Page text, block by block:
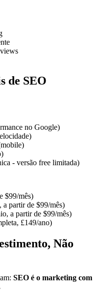
de SEO
no Google)
- versão free limitada)
$99/mês)
partir de $99/mês)
a partir de $99/mês)
£149/ano)
Não
SEO é o marketing com